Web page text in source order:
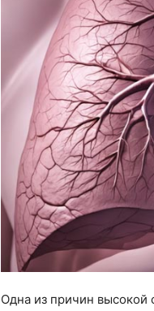
Одна из причин